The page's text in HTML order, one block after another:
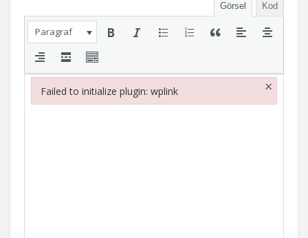
Görsel Kod
Paragraf
Failed to initialize plugin: wplink ×
Failed to initialize plugin: wplink